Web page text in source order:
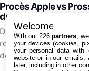
Procès Apple vs
du leaker
Dans un nouveau
reçu aucune réponse
depuis le 6 juillet
Welcome
With our 226partners ,
your devices (cookies,
your personal data with
website or in our emails,
later, including in other